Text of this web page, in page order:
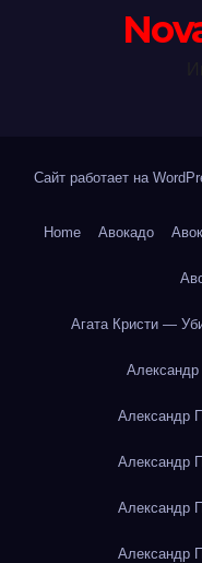
Сайт работает на
Home Авокадо
Агата Кристи —
Александр
Александр
Александр
Александр